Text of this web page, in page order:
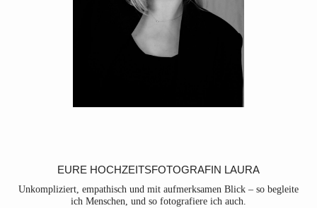
EURE HOCHZEITSFOTOGRAFIN LAURA
Unkompliziert, empathisch und mit aufmerksamen Blick – so begleite
ich Menschen, und so fotografiere ich auch.